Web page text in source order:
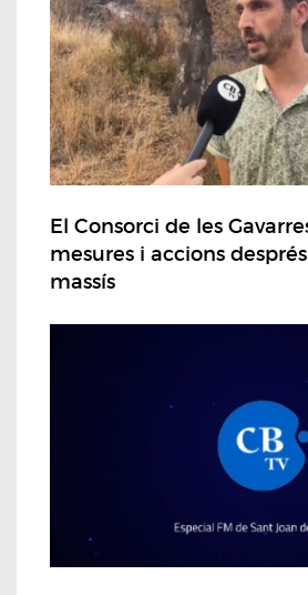
El Consorci de les
mesures i accions
massís